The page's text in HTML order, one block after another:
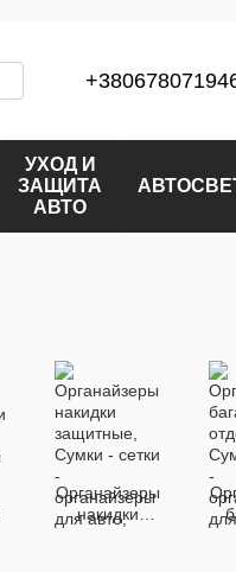
УХОД И
ЗАЩИТА
АВТО
Органайзеры
накидки